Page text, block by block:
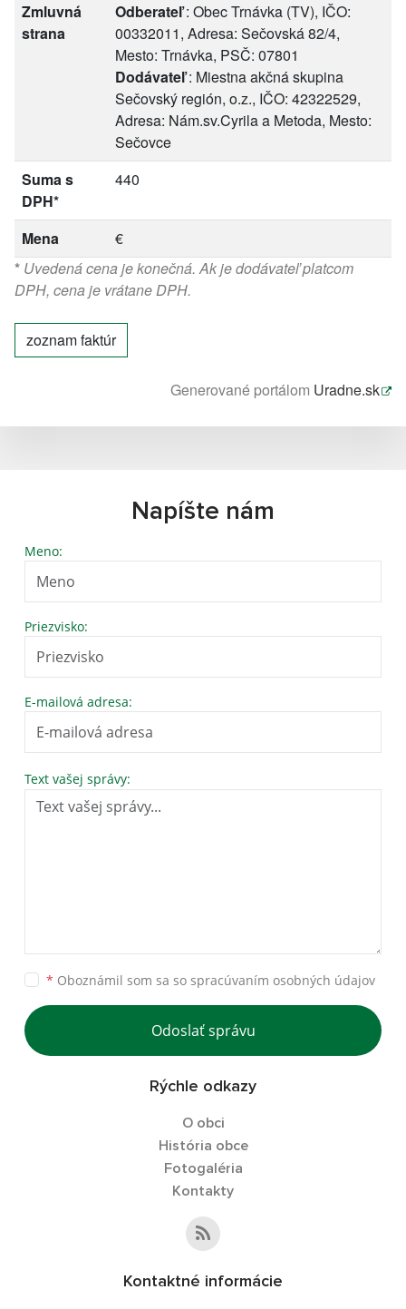
Zmluvná
strana
Odberateľ: Obec Trnávka (TV), IČO:
00332011, Adresa: Sečovská 82/4,
Mesto: Trnávka, PSČ: 07801
Dodávateľ: Miestna akčná skupina
Sečovský región, o.z., IČO: 42322529,
Adresa: Nám.sv.Cyrila a Metoda, Mesto:
Sečovce
Suma s
DPH*
440
Mena
€
* Uvedená cena je konečná. Ak je dodávateľ platcom
DPH, cena je vrátane DPH.
zoznam faktúr
Generované portálom Uradne.sk
Napíšte nám
Meno:
Priezvisko:
E-mailová adresa:
Text vašej správy:
* Oboznámil som sa so spracúvaním osobných údajov
Odoslať správu
Rýchle odkazy
O obci
História obce
Fotogaléria
Kontakty
Kontaktné informácie